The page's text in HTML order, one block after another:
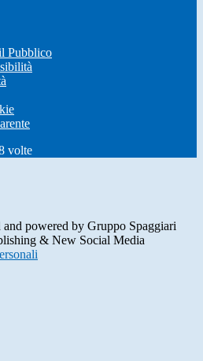
Pubblico
volte
powered by Gruppo Spaggiari
& New Social Media